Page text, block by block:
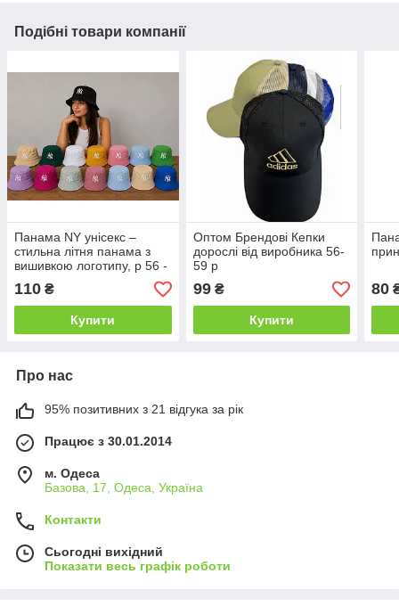
Подібні товари компанії
Панама NY унісекс –
стильна літня панама з
вишивкою логотипу, р 56 -
58 гуртом
110 ₴
Купити
Оптом Брендові Кепки
дорослі від виробника 56-
59 р
99₴
Купити
80
Про нас
95% позитивних з 21 відгука за рік
Працює з 30.01.2014
м. Одеса
Базова, 17, Одеса, Україна
Контакти
Сьогодні вихідний
Показати весь графік роботи